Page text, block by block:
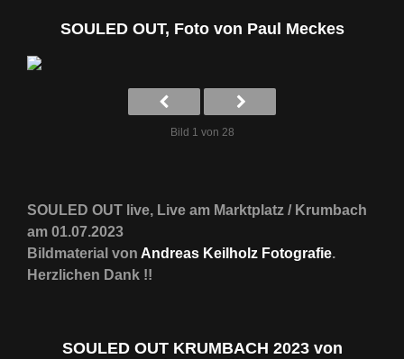
SOULED OUT, Foto von Paul Meckes
Bild 1 von 28
SOULED OUT live, Live am Marktplatz / Krumbach
am 01.07.2023
Bildmaterial von Andreas Keilholz Fotografie.
Herzlichen Dank !!
SOULED OUT KRUMBACH 2023 von